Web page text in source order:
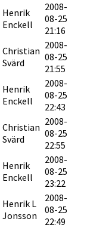
Henrik
Enckell
2008-
08-25
21:16
Christian
Svärd
2008-
08-25
21:55
Henrik
Enckell
2008-
08-25
22:43
Christian
Svärd
2008-
08-25
22:55
Henrik
Enckell
2008-
08-25
23:22
Henrik L
Jonsson
2008-
08-25
22:49